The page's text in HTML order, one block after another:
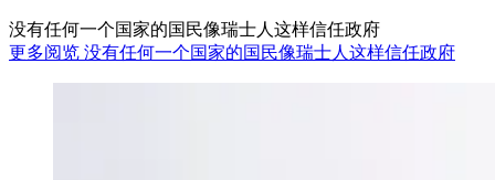
没有任何一个国家的国民像瑞士人这样信任政府
更多阅览 没有任何一个国家的国民像瑞士人这样信任政府